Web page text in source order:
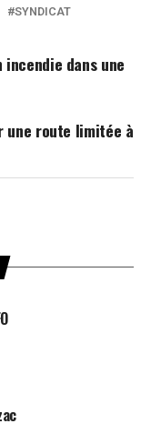
SYNDICAT
dans une
une route limitée à